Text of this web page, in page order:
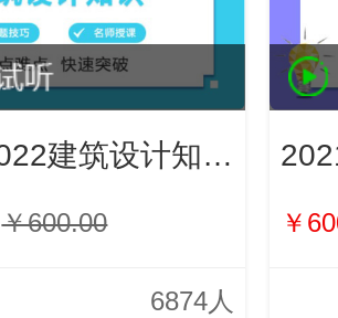
2021、2022建筑设计知识（新）
￥600.00
6874人
￥